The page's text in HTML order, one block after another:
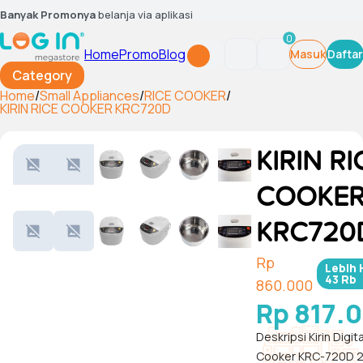
Banyak Promonyabelanja via aplikasi
Category
HomePromoBlog
0
MasukDaftar
Home/Small Appliances/RICE COOKER/
KIRIN RICE COOKER KRC720D
KIRIN
Rp
860.000
Lebih
43 Rb
Rp
Deskripsi Kirin
Cooker KRC-720D